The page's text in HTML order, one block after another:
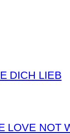
DICH LIEB
LOVE NOT